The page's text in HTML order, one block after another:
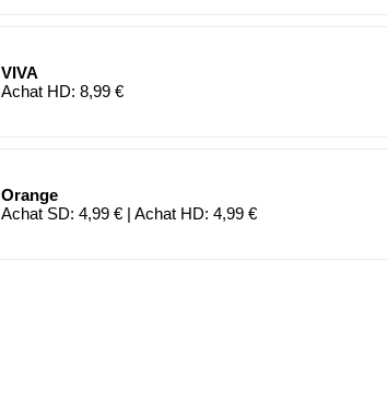
VIVA
Achat HD: 8,99 €
Orange
Achat SD: 4,99 € | Achat HD: 4,99 €